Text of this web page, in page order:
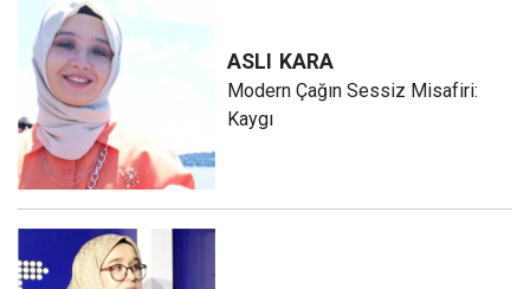
ASLI KARA
Modern Çağın Sessiz Misafiri:
Kaygı